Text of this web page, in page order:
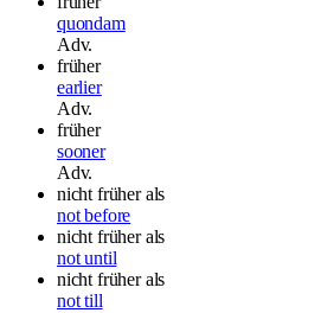
quondam
Adv.
früher
earlier
Adv.
früher
sooner
Adv.
nicht früher als
not before
nicht früher als
not until
nicht früher als
not till